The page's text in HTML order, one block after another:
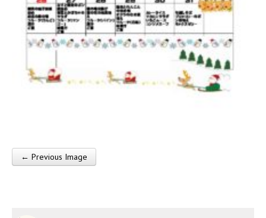
Post navigation
← Previous Image